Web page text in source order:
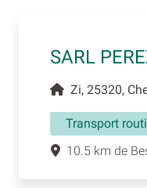
SARL
Zi, 25320,
Transport
10.5 km de